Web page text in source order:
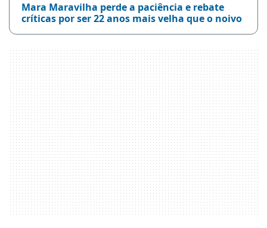
Mara Maravilha perde a paciência e rebate
críticas por ser 22 anos mais velha que o noivo